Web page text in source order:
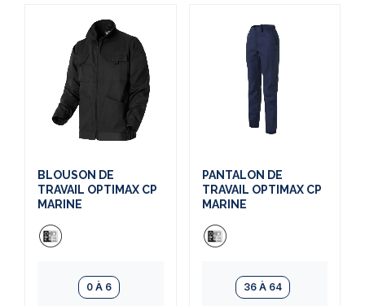
BLOUSON DE
TRAVAIL OPTIMAX CP
MARINE
0 À 6
PANTALON DE
TRAVAIL OPTIMAX CP
MARINE
36 À 64